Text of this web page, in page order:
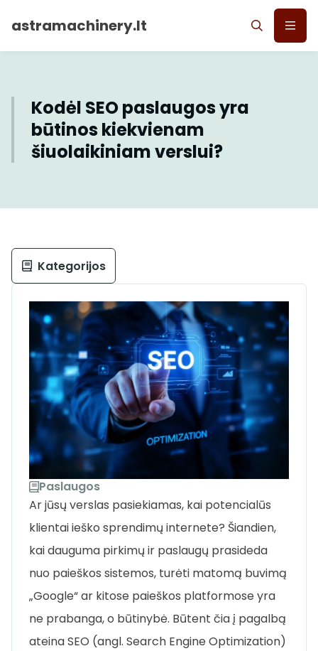
astramachinery.lt
Kodėl SEO paslaugos yra
būtinos kiekvienam
šiuolaikiniam verslui?
Paslaugos
Ar jūsų verslas pasiekiamas, kai potencialūs
klientai ieško sprendimų internete? Šiandien,
kai dauguma pirkimų ir paslaugų prasideda
nuo paieškos sistemos, turėti matomą buvimą
„Google“ ar kitose paieškos platformose yra
ne prabanga, o būtinybė. Būtent čia į pagalbą
ateina SEO (angl. Search Engine Optimization)
Kategorijos